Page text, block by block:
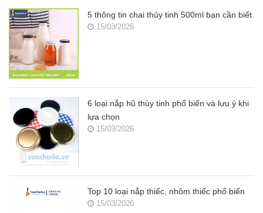
5 thông tin chai thủy tinh 500ml bạn cần biết
15/03/2026
6 loại nắp hũ thủy tinh phổ biến và lưu ý khi
lựa chọn
15/03/2026
Top 10 loại nắp thiếc, nhôm thiếc phổ biến
15/03/2026